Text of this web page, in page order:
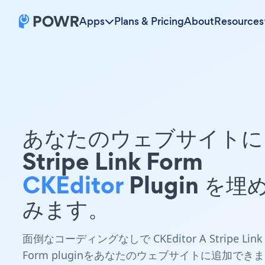
Apps Plans & PricingAboutResources
あなたのウェブサイト
Stripe Link Form
CKEditor Plugin を埋
みます。
面倒なコーディングなしで CKEditor A Stripe Link
Form pluginをあなたのウェブサイトに追加できま